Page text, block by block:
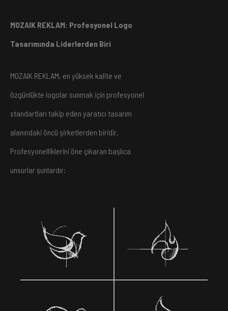
MOZAIK REKLAM: Profesyonel Logo
Tasarımında Liderlerden Biri
MOZAIK REKLAM, en yüksek kalite ve
özgünlükte logolar sunmak için profesyonel
standartları takip eden yaratıcı tasarım
alanındaki öncü şirketlerden biridir.
Profesyonelliklerini öne çıkaran başlıca
unsurlar şunlardır: